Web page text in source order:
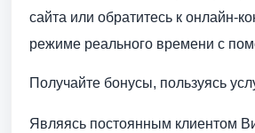
сайта или обратитесь к онлайн-
режиме реального времени с
Получайте бонусы, пользуясь
Являясь постоянным клиентом